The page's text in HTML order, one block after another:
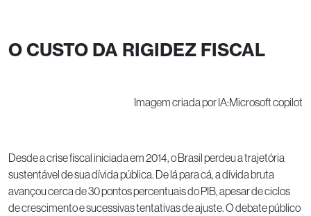
O CUSTO DA RIGIDEZ FISCAL
Imagem criada por IA:Microsoft copilot
Desde a crise fiscal iniciada em 2014, o Brasil perdeu a trajetória
sustentável de sua dívida pública. De lá para cá, a dívida bruta
avançou cerca de 30 pontos percentuais do PIB, apesar de ciclos
de crescimento e sucessivas tentativas de ajuste. O debate público